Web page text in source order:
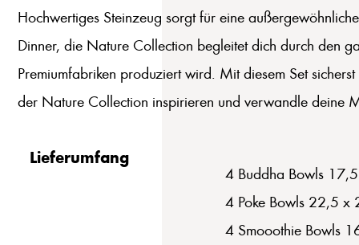
Hochwertiges Steinzeug sorgt für eine
Dinner, die Nature Collection begleitet dich durch den
Premiumfabriken produziert wird. Mit diesem Set
der Nature Collection inspirieren und verwandle deine
Lieferumfang
4 Buddha Bowls
4 Poke Bowls 22,5
4 Smooothie Bowls